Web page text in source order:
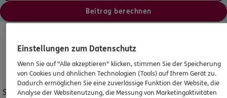
Beitrag berechnen
Für wen ist eine Hausratversicherung
wichtig?
Sie wissen am besten, was für Sie wichtig ist. Deshalb können
Einstellungen zum Datenschutz
Wenn Sie auf "Alle akzeptieren" klicken, stimmen Sie der Speicherung
von Cookies und ähnlichen Technologien (Tools) auf Ihrem Gerät zu.
Dadurch ermöglichen Sie eine zuverlässige Funktion der Website, die
Analyse der Websitenutzung, die Messung von Marketingaktivitäten